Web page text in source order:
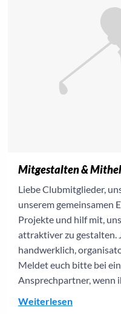
Mitgestalten &
Liebe Clubmitglieder,
unserem gemeinsamen
Projekte und hilf mit,
attraktiver zu gestalten.
handwerklich,
Meldet euch bitte bei
Ansprechpartner, wenn
Weiterlesen